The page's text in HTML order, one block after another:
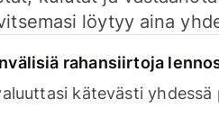
löytyy aina
rahansiirtoja
kätevästi yhdessä